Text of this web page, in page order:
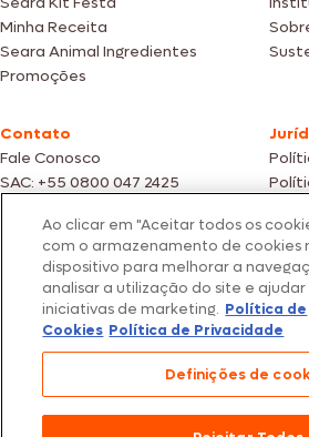
Minha Receita
Seara Animal Ingredientes
Promoções
Contato
Fale Conosco
SAC: +55 0800 047 2425
Fotos meramente ilustrativas | Ofertas
estoques dos nossos parceiros | Vendas
de dados.
Os preços, promoções e condições de
exclusivamente para compras efetuadas em
Todos os produtos estão sujeitos a
São Paulo/SP – CEP 05.118-100
© 2026 Seara. Todos os direitos reservados
Ao clicar em "Aceitar todos os
com o armazenamento de cookies
dispositivo para melhorar a
analisar a utilização do site e ajudar
iniciativas de marketing. Política de
Cookies Política de Privacidade
Definições de